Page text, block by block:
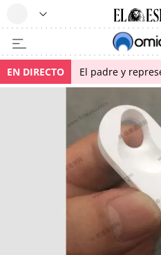
EN DIRECTO El padre y